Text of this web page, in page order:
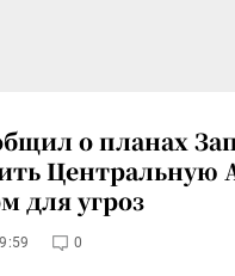
о планах
Центральную
для угроз
0